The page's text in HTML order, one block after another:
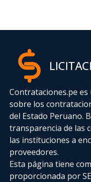
Contrataciones.pe
sobre los
del Estado Peruano.
transparencia de las
las instituciones a
proveedores.
Esta página tiene
proporcionada por